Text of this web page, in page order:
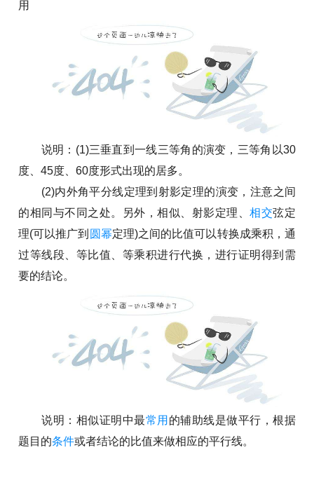
用
说明：(1)三垂直到一线三等角的演变，三等角以30
度、45度、60度形式出现的居多。
(2)内外角平分线定理到射影定理的演变，注意之间
的相同与不同之处。另外，相似、射影定理、相交弦定
理(可以推广到 圆幂定理)之间的比值可以转换成乘积，通
过等线段、等比值、等乘积进行代换，进行证明得到需
要的结论。
说明：相似证明中最常用 的辅助线是做平行，根据
题目的条件或者结论的比值来做相应的平行线。